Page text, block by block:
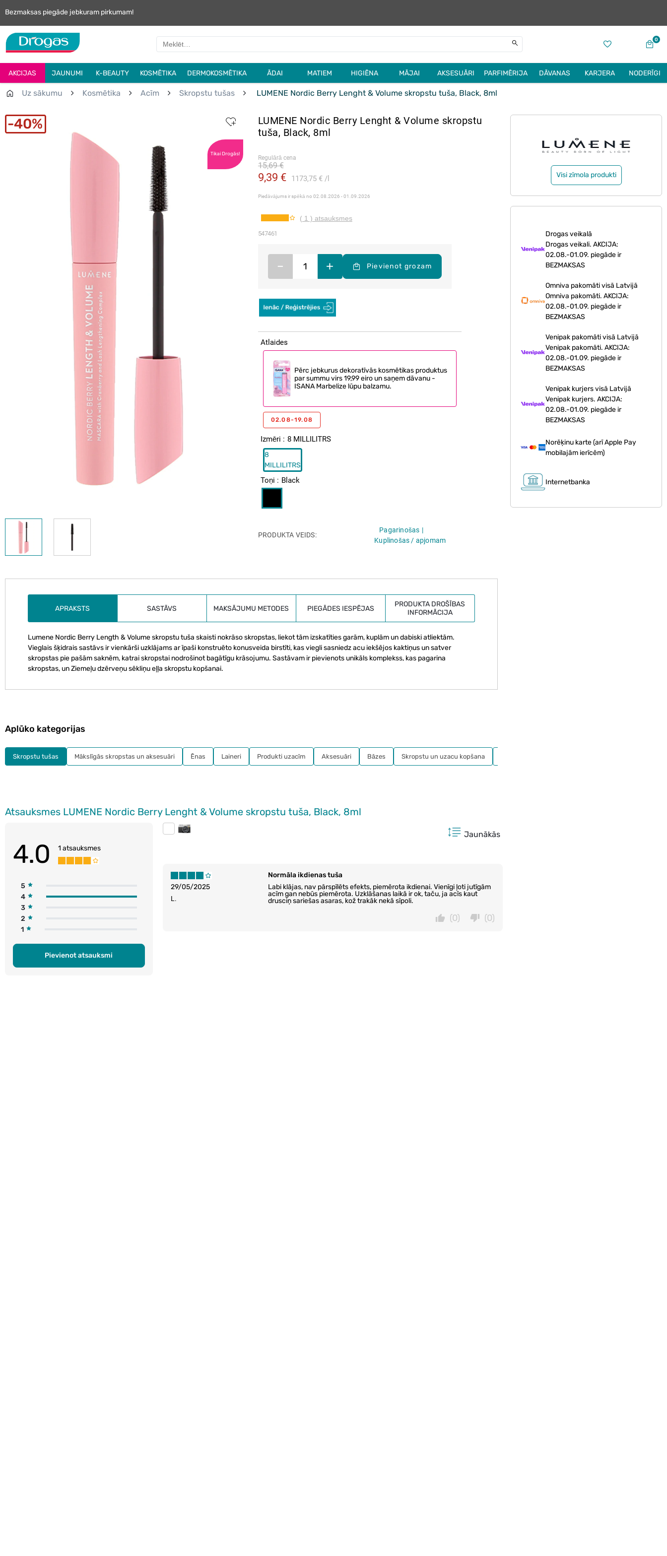
Bezmaksas piegāde jebkuram pirkumam!
0
AKCIJAS JAUNUMI K-BEAUTY KOSMĒTIKA DERMOKOSMĒTIKA ĀDAI MATIEM HIGIĒNA MĀJAI AKSESUĀRI PARFIMĒRIJA DĀVANAS KARJERA NODERĪGI
Uz sākumu Kosmētika Acīm Skropstu tušas LUMENE Nordic Berry Lenght & Volume skropstu tuša, Black, 8ml
40%
Tikai Drogās!
LUMENE Nordic Berry Lenght & Volume skropstu
tuša, Black, 8ml
Regulārā cena
9,39 € 1173,75 € l
15,69 €
Piedāvājums ir spēkā no 02.08.2026 - 01.09.2026
( 1 ) atsauksmes
547461
Izmēri 8 MILLILITRS
8
MILLILITRS
Toņi Black
– + Pievienot grozam
Atlaides
Pērc jebkurus dekoratīvās kosmētikas produktus
par summu virs 19,99 eiro un saņem dāvanu -
ISANA Marbelize lūpu balzamu.
02.08-19.08
PRODUKTA VEIDS
Pagarinošas
Kuplinošas / apjomam
Visi zīmola produkti
Drogas veikalā
Drogas veikali. AKCIJA:
02.08.-01.09. piegāde ir
BEZMAKSAS
Omniva pakomāti visā Latvijā
Omniva pakomāti. AKCIJA:
02.08.-01.09. piegāde ir
BEZMAKSAS
Venipak pakomāti visā Latvijā
Venipak pakomāti. AKCIJA:
02.08.-01.09. piegāde ir
BEZMAKSAS
Venipak kurjers visā Latvijā
Venipak kurjers. AKCIJA:
02.08.-01.09. piegāde ir
BEZMAKSAS
Norēķinu karte (arī Apple Pay
mobilajām ierīcēm)
Internetbanka
APRAKSTS SASTĀVS MAKSĀJUMU METODES PIEGĀDES IESPĒJAS
PRODUKTA DROŠĪBAS
INFORMĀCIJA
Lumene Nordic Berry Length & Volume skropstu tuša skaisti nokrāso skropstas, liekot tām izskatīties garām, kuplām un dabiski atliektām.
Vieglais šķidrais sastāvs ir vienkārši uzklājams ar īpaši konstruēto konusveida birstīti, kas viegli sasniedz acu iekšējos kaktiņus un satver
skropstas pie pašām saknēm, katrai skropstai nodrošinot bagātīgu krāsojumu. Sastāvam ir pievienots unikāls komplekss, kas pagarina
skropstas, un Ziemeļu dzērveņu sēkliņu eļļa skropstu kopšanai.
Atsauksmes LUMENE Nordic Berry Lenght & Volume skropstu tuša, Black, 8ml
4.0 1 atsauksmes
5
4
3
2
1
Pievienot atsauksmi
Jaunākās
29/05/2025
Normāla ikdienas tuša
Labi klājas, nav pārspīlēts efekts, piemērota ikdienai. Vienīgi ļoti jutīgām
acīm gan nebūs piemērota. Uzklāšanas laikā ir ok, taču, ja acīs kaut
drusciņ sariešas asaras, kož trakāk nekā sīpoli.
L.
(0)
(0)
Aplūko kategorijas
Skropstu tušas Mākslīgās skropstas un aksesuāri Ēnas Laineri Produkti uzacīm Aksesuāri Bāzes Skropstu un uzacu kopšana